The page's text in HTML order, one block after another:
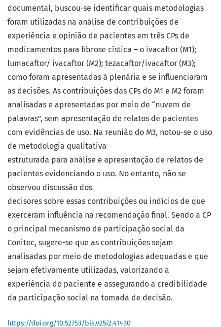
documental, buscou-se identificar quais metodologias
foram utilizadas na análise de contribuições de
experiência e opinião de pacientes em três CPs de
medicamentos para fibrose cística – o ivacaftor (M1);
lumacaftor/ ivacaftor (M2); tezacaftor/ivacaftor (M3);
como foram apresentadas à plenária e se influenciaram
as decisões. As contribuições das CPs do M1 e M2 foram
analisadas e apresentadas por meio de “nuvem de
palavras”, sem apresentação de relatos de pacientes
com evidências de uso. Na reunião do M3, notou-se o uso
de metodologia qualitativa
estruturada para análise e apresentação de relatos de
pacientes evidenciando o uso. No entanto, não se
observou discussão dos
decisores sobre essas contribuições ou indícios de que
exerceram influência na recomendação final. Sendo a CP
o principal mecanismo de participação social da
Conitec, sugere-se que as contribuições sejam
analisadas por meio de metodologias adequadas e que
sejam efetivamente utilizadas, valorizando a
experiência do paciente e assegurando a credibilidade
da participação social na tomada de decisão.
https://doi.org/10.52753/bis.v25i2.41430